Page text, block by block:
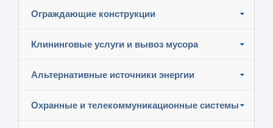
Ограждающие конструкции
Клининговые услуги и вывоз мусора
Альтернативные источники энергии
Охранные и телекоммуникационные системы